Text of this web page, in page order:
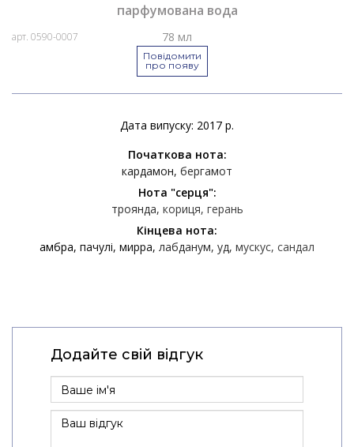
парфумована вода
арт. 0590-0007 78 мл
Повідомити
про появу
Дата випуску: 2017 р.
Початкова нота:
кардамон бергамот
Нота "серця":
троянда кориця герань
Кінцева нота:
амбра пачулі мирра лабданум уд мускус сандал
Додайте свій відгук